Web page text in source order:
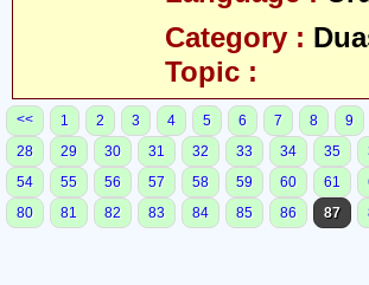
Category :
Topic :
<< 1 2 3 4 5 6 7 8 9
28
29 30 31 32 33 34 35
54
55 56 57 58 59 60 61
80
81 82 83 84 85 86 87